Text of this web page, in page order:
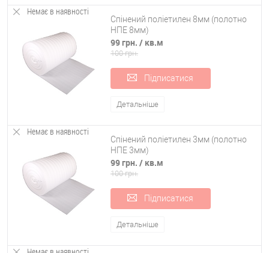
Немає в наявності
Спінений поліетилен 8мм (полотно
НПЕ 8мм)
99 грн. / кв.м
100 грн.
Підписатися
Детальніше
Немає в наявності
Спінений поліетилен 3мм (полотно
НПЕ 3мм)
99 грн. / кв.м
100 грн.
Підписатися
Детальніше